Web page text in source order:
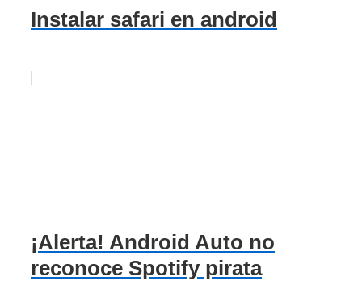
Instalar safari en android
¡Alerta! Android Auto no
reconoce Spotify pirata